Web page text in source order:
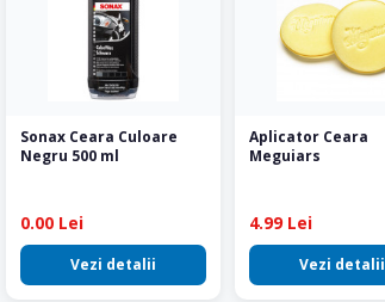
Sonax Ceara Culoare
Negru 500 ml
0.00 Lei
Vezi detalii
Aplicator Ceara
Meguiars
4.99 Lei
Vezi detalii